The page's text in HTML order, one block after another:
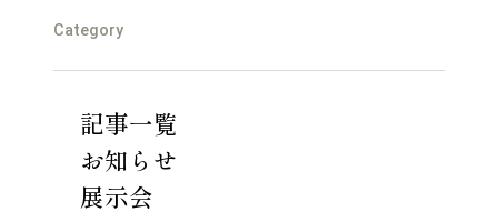
Category
記事一覧
お知らせ
展示会